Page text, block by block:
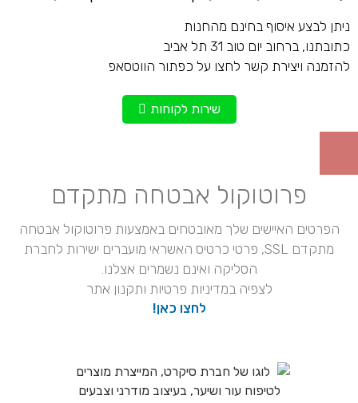
ניתן לבצע איסוף בחינם מהחנות
כתובתנו, ברחוב יום טוב 31 תל אביב
להזמנה ויצירת קשר לחצו על כפתור הווטסאפ
שירות לקוחות
פרוטוקול אבטחה מתקדם
הפרטים האיישים שלך מאובטחים באמצעות פרוטוקול אבטחה
מתקדם SSL, פרטי כרטיס האשראי מועברים ישירות לחברת
הסליקה ואינם נשמרים אצלנו.
לצפיה במדיניות פרטיות ותקנון אתר
לחצו כאן!